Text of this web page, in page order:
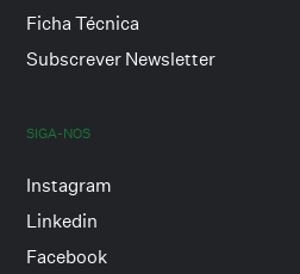
Ficha Técnica
Subscrever Newsletter
SIGA-NOS
Instagram
Linkedin
Facebook